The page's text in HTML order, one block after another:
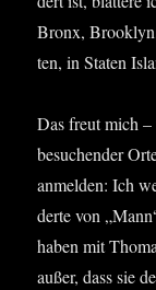
Bronx,
ten, in Sta­ten
Das freut mich
besu­chen­der
anmel­den: Ich
der­te von
haben mit
außer, dass sie